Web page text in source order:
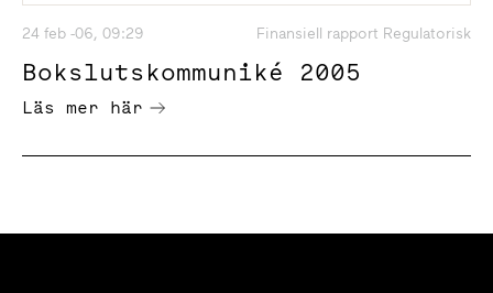
24 feb -06, 09:29 Finansiell rapport Regulatorisk
Bokslutskommuniké 2005
Läs mer här